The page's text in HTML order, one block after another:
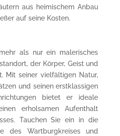
aus heimischem Anbau
auf seine Kosten.
als nur ein malerisches
der Körper, Geist und
Mit seiner vielfältigen Natur,
und seinen erstklassigen
bietet er ideale
erholsamen Aufenthalt
Tauchen Sie ein in die
des Wartburgkreises und